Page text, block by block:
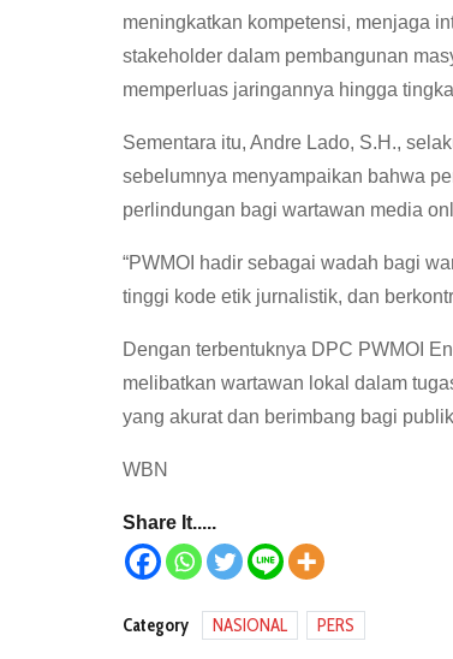
meningkatkan kompetensi, menjaga
stakeholder dalam pembangunan
memperluas jaringannya hingga
Sementara itu, Andre Lado, S.H.,
sebelumnya menyampaikan bahwa
perlindungan bagi wartawan media
“PWMOI hadir sebagai wadah bagi
tinggi kode etik jurnalistik, dan
Dengan terbentuknya DPC PWMOI
melibatkan wartawan lokal dalam
yang akurat dan berimbang bagi
WBN
Share It.....
Category NASIONAL PERS